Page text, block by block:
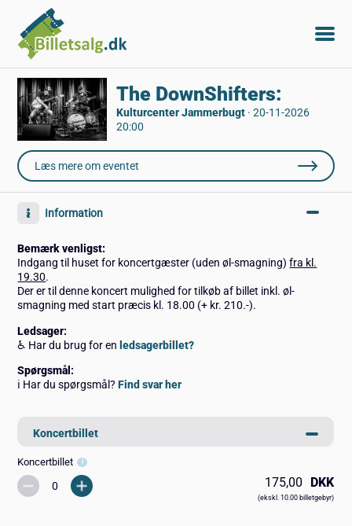
The DownShifters:
Kulturcenter Jammerbugt ·20-11-2026
20:00
Læs mere om eventet
Information
Bemærk venligst:
Indgang til huset for koncertgæster (uden øl-smagning)fra kl.
19.30.
Der er til denne koncert mulighed for tilkøb af billet inkl. øl-
smagning med start præcis kl. 18.00 (+ kr. 210.-).
Ledsager:
♿ Har du brug for en ledsagerbillet?
Spørgsmål :
ℹ️ Har du spørgsmål?Find svar her
Koncertbillet
Koncertbillet
175,00 DKK
(ekskl. 10.00 billetgebyr)